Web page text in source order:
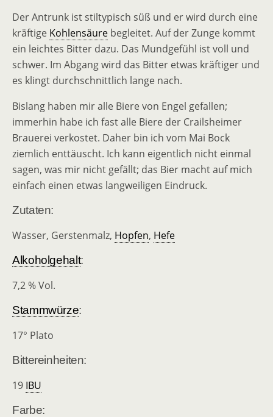
Der Antrunk ist stiltypisch süß und er wird durch eine
kräftige Kohlensäure begleitet. Auf der Zunge kommt
ein leichtes Bitter dazu. Das Mundgefühl ist voll und
schwer. Im Abgang wird das Bitter etwas kräftiger und
es klingt durchschnittlich lange nach.
Bislang haben mir alle Biere von Engel gefallen;
immerhin habe ich fast alle Biere der Crailsheimer
Brauerei verkostet. Daher bin ich vom Mai Bock
ziemlich enttäuscht. Ich kann eigentlich nicht einmal
sagen, was mir nicht gefällt; das Bier macht auf mich
einfach einen etwas langweiligen Eindruck.
Zutaten:
Wasser, Gerstenmalz, Hopfen, Hefe
Alkoholgehalt:
7,2 % Vol.
Stammwürze:
17° Plato
Bittereinheiten:
19 IBU
Farbe: